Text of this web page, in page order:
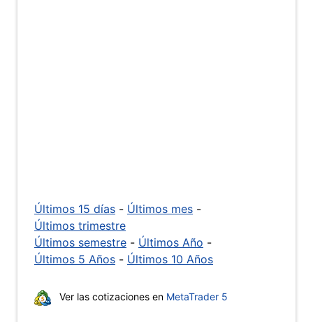
Últimos 15 días - Últimos mes -
Últimos trimestre
Últimos semestre - Últimos Año -
Últimos 5 Años - Últimos 10 Años
Ver las cotizaciones en MetaTrader 5